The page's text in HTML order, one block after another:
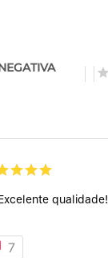
qualidade!
7